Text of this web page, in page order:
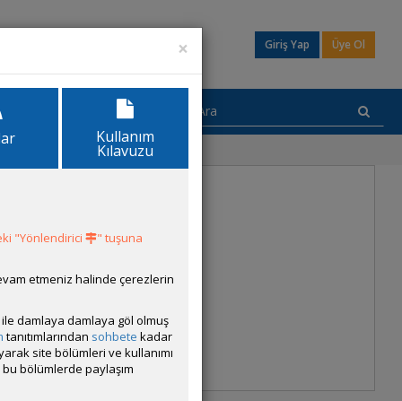
Giriş Yap Üye Ol
×
Kullanım
Kılavuzu
"Yönlendirici
" tuşuna
etmeniz halinde çerezlerin
ile damlaya damlaya göl olmuş
tanıtımlarından sohbete kadar
site bölümleri ve kullanımı
bölümlerde paylaşım